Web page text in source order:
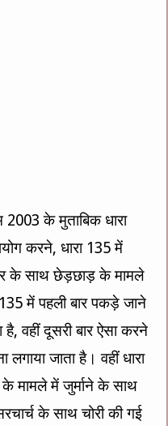
2003 के मुताबिक धारा
करने, धारा 135 में
के साथ छेड़छाड़ के मामले
में पहली बार पकड़े जाने
है, वहीं दूसरी बार ऐसा करने
लगाया जाता है। वहीं धारा
मामले में जुर्माने के साथ
के साथ चोरी की गई